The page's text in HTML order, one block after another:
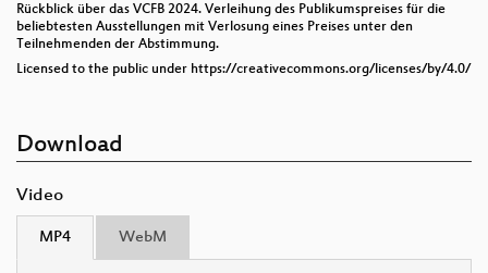
Rückblick über das VCFB 2024. Verleihung des Publikumspreises für die
beliebtesten Ausstellungen mit Verlosung eines Preises unter den
Teilnehmenden der Abstimmung.
Licensed to the public under https://creativecommons.org/licenses/by/4.0/
Download
Video
MP4 WebM